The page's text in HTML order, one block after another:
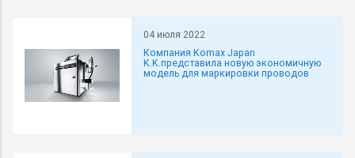
04 июля 2022
Компания Komax Japan
K.K.представила новую экономичную
модель для маркировки проводов